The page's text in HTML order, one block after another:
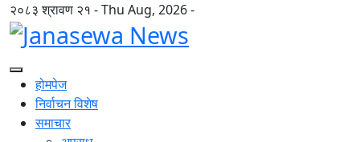
२०८३ श्रावण २१ - Thu Aug, 2026 -
होमपेज
निर्वाचन विशेष
समाचार